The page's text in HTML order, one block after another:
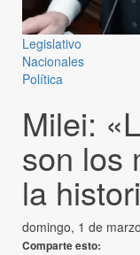
Legislativo
Nacionales
Política
Milei:
son los
la
domingo, 1 de
Comparte esto: